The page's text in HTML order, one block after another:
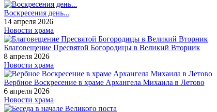
Воскресения день...
14 апреля 2026
Новости храма
Благовещение Пресвятой Богородицы в Великий Вторник
8 апреля 2026
Новости храма
Вербное Воскресение в храме Архангела Михаила в Летово
6 апреля 2026
Новости храма